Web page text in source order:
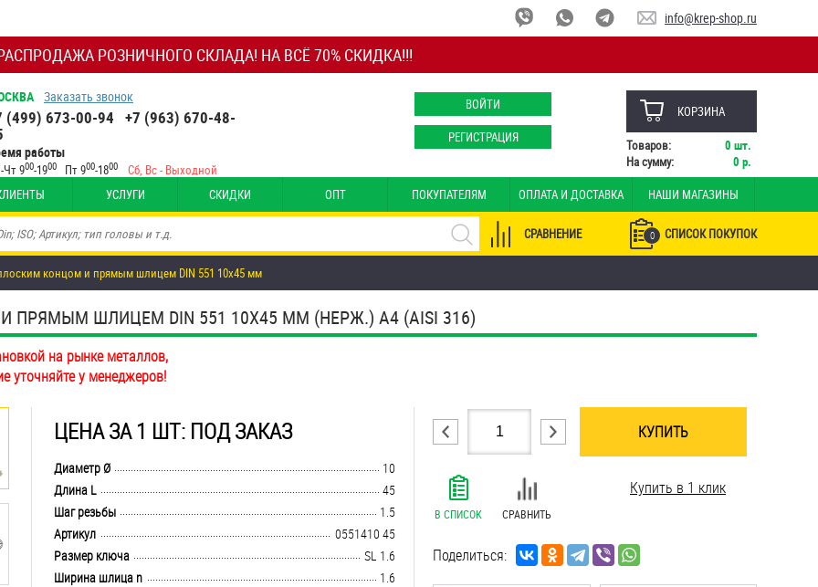
РОЗНИЧНОГО СКЛАДА! НА ВСЁ 70% СКИДКА!!!
info@krep-shop.ru
Заказать звонок
(499) 673-00-94 +7 (963) 670-48-
работы
Чт 900-1900 Пт 900-1800 Сб, Вс - Выходной
ВОЙТИ
РЕГИСТРАЦИЯ
КОРЗИНА
Товаров: 0 шт.
На сумму:
0 р.
УСЛУГИ СКИДКИ ОПТ ПОКУПАТЕЛЯМ ОПЛАТА И ДОСТАВКА НАШИ МАГАЗИНЫ
0 СПИСОК ПОКУПОК
СРАВНЕНИЕ
концом и прямым шлицем DIN 551 10х45 мм
ШЛИЦЕМ DIN 551 10Х45 ММ (НЕРЖ.) A4 (AISI 316)
на рынке металлов,
уточняйте у менеджеров!
ЦЕНА ЗА 1 ШТ: ПОД ЗАКАЗ
........................................................................................................................................................................................................
Диаметр Ø
10
........................................................................................................................................................................................................
Длина L
45
........................................................................................................................................................................................................
Шаг резьбы
1.5
........................................................................................................................................................................................................
Артикул
0551410 45
........................................................................................................................................................................................................
Размер ключа
SL 1.6
........................................................................................................................................................................................................
Ширина шлица n
1.6
КУПИТЬ
В СПИСОК СРАВНИТЬ
Купить в 1 клик
Поделиться: